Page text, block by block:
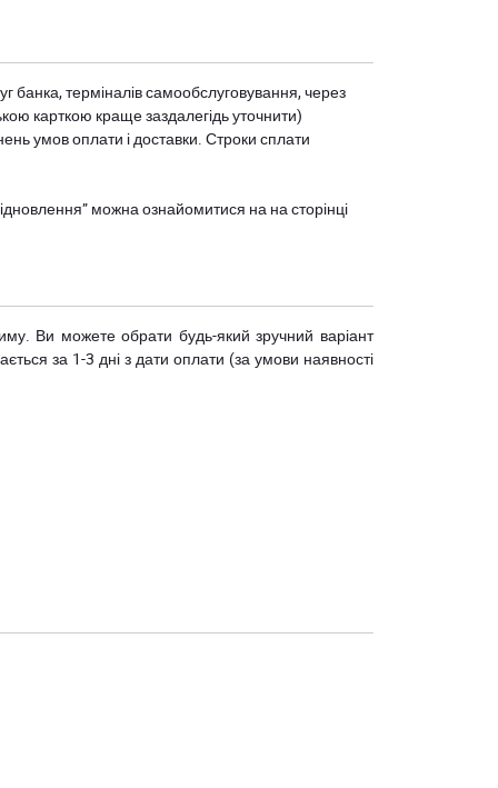
банка, терміналів самообслуговування, через
карткою краще заздалегідь уточнити)
умов оплати і доставки. Строки сплати
можна ознайомитися на на сторінці
Ви можете обрати будь-який зручний варіант
за 1-3 дні з дати оплати (за умови наявності